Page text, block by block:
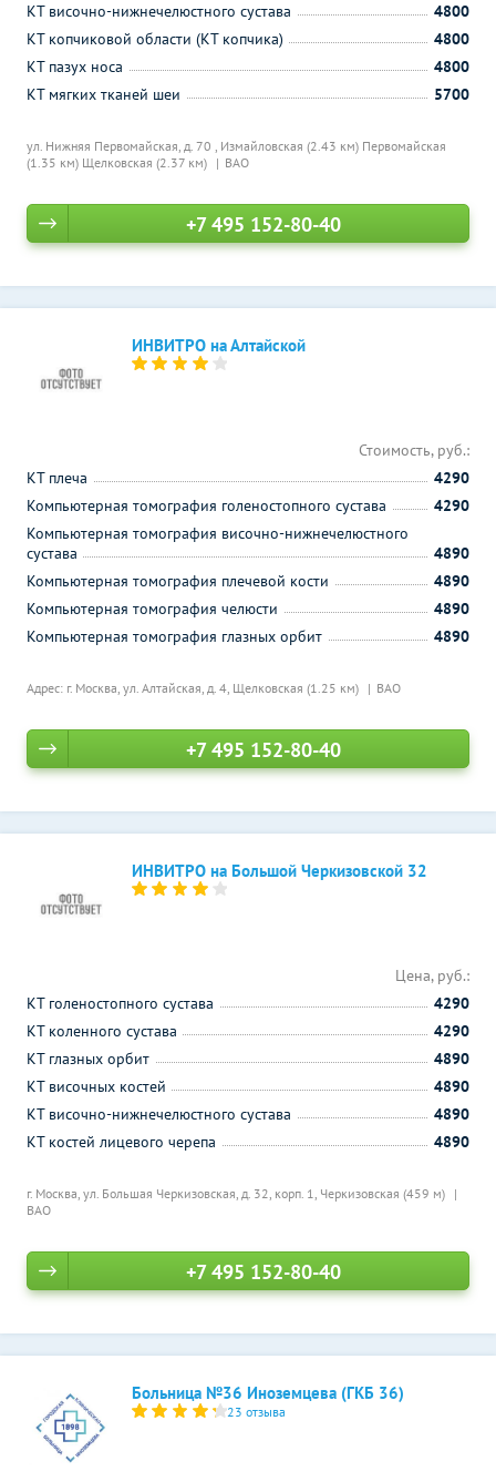
ул. Нижняя Первомайская, д. 70 , Измайловская (2.43 км) Первомайская
(1.35 км) Щелковская (2.37 км) ВАО
КТ височно-нижнечелюстного сустава
4800
КТ копчиковой области (КТ копчика)
4800
КТ пазух носа
4800
КТ мягких тканей шеи
5700
+7 495 152-80-40
ИНВИТРО на Алтайской
Адрес: г. Москва, ул. Алтайская, д. 4, Щелковская (1.25 км) ВАО
Стоимость, руб.:
КТ плеча
4290
Компьютерная томография голеностопного сустава
4290
Компьютерная томография височно-нижнечелюстного
сустава
4890
Компьютерная томография плечевой кости
4890
Компьютерная томография челюсти
4890
Компьютерная томография глазных орбит
4890
+7 495 152-80-40
ИНВИТРО на Большой Черкизовской 32
г. Москва, ул. Большая Черкизовская, д. 32, корп. 1, Черкизовская (459 м)
ВАО
Цена, руб.:
КТ голеностопного сустава
4290
КТ коленного сустава
4290
КТ глазных орбит
4890
КТ височных костей
4890
КТ височно-нижнечелюстного сустава
4890
КТ костей лицевого черепа
4890
+7 495 152-80-40
Больница №36 Иноземцева (ГКБ 36)
23 отзыва